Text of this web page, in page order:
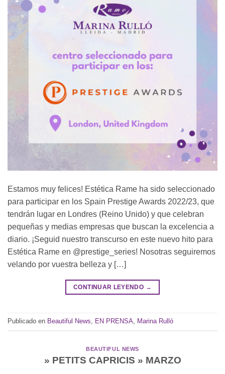
Estamos muy felices! Estética Rame ha sido seleccionado
para participar en los Spain Prestige Awards 2022/23, que
tendrán lugar en Londres (Reino Unido) y que celebran
pequeñas y medias empresas que buscan la excelencia a
diario. ¡Seguid nuestro transcurso en este nuevo hito para
Estética Rame en @prestige_series! Nosotras seguiremos
velando por vuestra belleza y […]
CONTINUAR LEYENDO →
Publicado en Beautiful News EN PRENSA Marina Rulló
BEAUTIFUL NEWS
» PETITS CAPRICIS » MARZO